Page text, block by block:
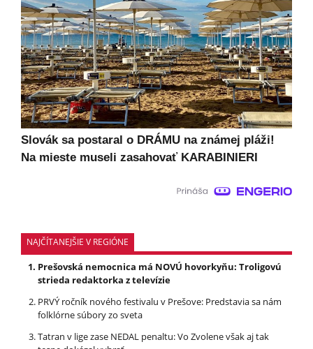
Slovák sa postaral o DRÁMU na známej pláži!
Na mieste museli zasahovať KARABINIERI
NAJČÍTANEJŠIE V REGIÓNE
Prešovská nemocnica má NOVÚ hovorkyňu: Troligovú
strieda redaktorka z televízie
PRVÝ ročník nového festivalu v Prešove: Predstavia sa nám
folklórne súbory zo sveta
Tatran v lige zase NEDAL penaltu: Vo Zvolene však aj tak